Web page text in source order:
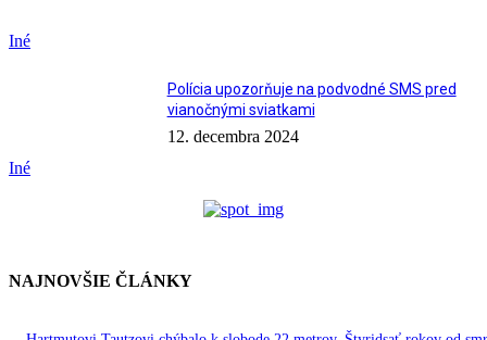
Iné
Iné
Polícia upozorňuje na podvodné SMS pred
vianočnými sviatkami
12. decembra 2024
NAJNOVŠIE ČLÁNKY